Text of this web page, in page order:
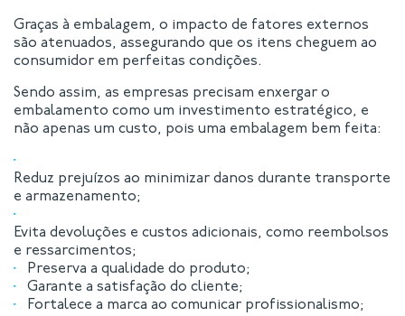
Graças à embalagem, o impacto de fatores externos
são atenuados, assegurando que os itens cheguem ao
consumidor em perfeitas condições.
Sendo assim, as empresas precisam enxergar o
embalamento como um investimento estratégico, e
não apenas um custo, pois uma embalagem bem feita:
Reduz prejuízos ao minimizar danos durante transporte
e armazenamento;
Evita devoluções e custos adicionais, como reembolsos
e ressarcimentos;
Preserva a qualidade do produto;
Garante a satisfação do cliente;
Fortalece a marca ao comunicar profissionalismo;